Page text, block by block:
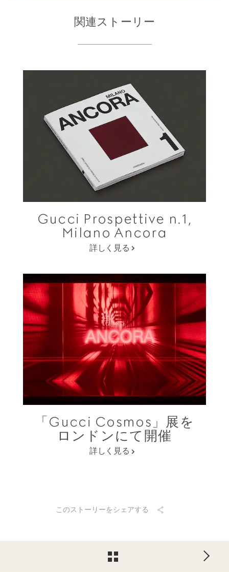
関連ストーリー
Gucci Prospettive n.1,
Milano Ancora
詳しく見る
「Gucci Cosmos」展を
ロンドンにて開催
詳しく見る
このストーリーをシェアする